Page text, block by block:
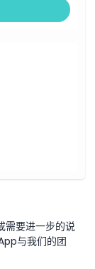
重量，超过预报
机票价格的
且无佣金
和团体旅客提
名乘客（1架直
直升机停机坪
用航空机场
条件。详情请
一的全部辉
礁、巴特礁和
不会错过任何
解说，分享有
海龟、鳐鱼，
验大堡礁规
头直升机场起
通用航空机场
需要进一步的说
与我们的团